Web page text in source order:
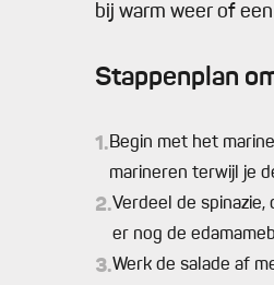
bij warm weer of
Stappenplan
1.Begin met het
marineren terwijl je
2.Verdeel de
er nog de
3.Werk de salade af